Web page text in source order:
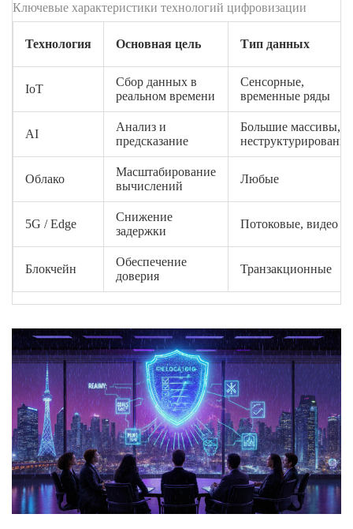
Ключевые характеристики технологий цифровизации
Технология Основная цель Тип данных
IoT
Сбор данных в
реальном времени
Сенсорные,
временные ряды
AI
Анализ и
предсказание
Большие массивы,
Облако
Масштабирование
вычислений
Любые
5G / Edge
Снижение
задержки
Потоковые, видео
Блокчейн
Обеспечение
доверия
Транзакционные